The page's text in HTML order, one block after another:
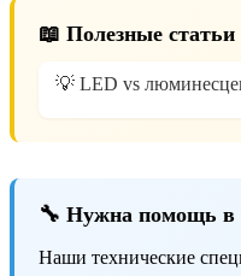
📖 Полезные статьи
💡 LED vs
🔧 Нужна помощь в
Наши технические